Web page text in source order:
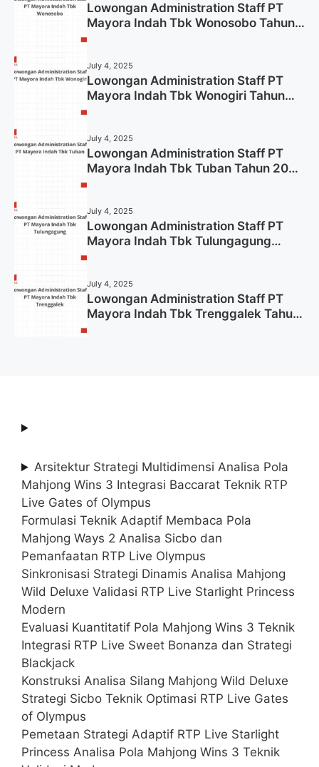
Lowongan Administration Staff PT
Mayora Indah Tbk Wonosobo Tahun
July 4, 2025
Lowongan Administration Staff PT
Mayora Indah Tbk Wonogiri Tahun
July 4, 2025
Lowongan Administration Staff PT
Mayora Indah Tbk Tuban Tahun 2025
July 4, 2025
Lowongan Administration Staff PT
Mayora Indah Tbk Tulungagung
July 4, 2025
Lowongan Administration Staff PT
Mayora Indah Tbk Trenggalek Tahun
Arsitektur Strategi Multidimensi Analisa Pola
Mahjong Wins 3 Integrasi Baccarat Teknik RTP
Live Gates of Olympus
Formulasi Teknik Adaptif Membaca Pola
Mahjong Ways 2 Analisa Sicbo dan
Pemanfaatan RTP Live Olympus
Sinkronisasi Strategi Dinamis Analisa Mahjong
Wild Deluxe Validasi RTP Live Starlight Princess
Modern
Evaluasi Kuantitatif Pola Mahjong Wins 3 Teknik
Integrasi RTP Live Sweet Bonanza dan Strategi
Blackjack
Konstruksi Analisa Silang Mahjong Wild Deluxe
Strategi Sicbo Teknik Optimasi RTP Live Gates
of Olympus
Pemetaan Strategi Adaptif RTP Live Starlight
Princess Analisa Pola Mahjong Wins 3 Teknik